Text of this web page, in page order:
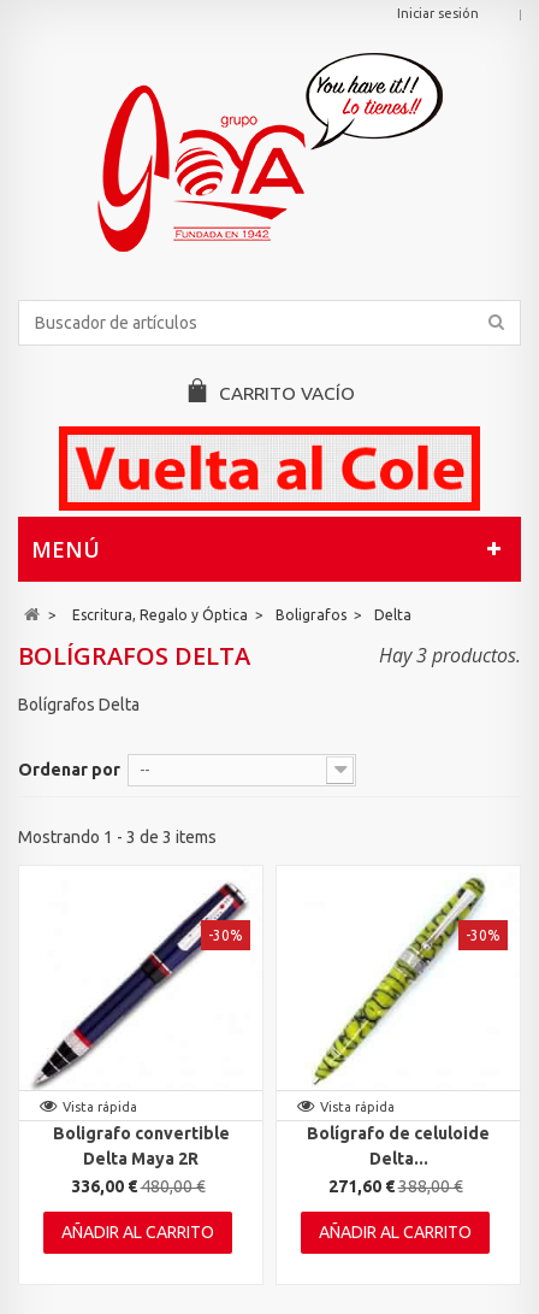
Iniciar sesión
CARRITO VACÍO
MENÚ
> Escritura, Regalo y Óptica > Boligrafos > Delta
BOLÍGRAFOS DELTA Hay 3 productos.
Bolígrafos Delta
Ordenar por --
Mostrando 1 - 3 de 3 items
Vista rápida
Boligrafo convertible
Delta Maya 2R
336,00 €480,00 €
-30%
AÑADIR AL CARRITO
Vista rápida
Bolígrafo de celuloide
Delta...
271,60 €388,00 €
-30%
AÑADIR AL CARRITO